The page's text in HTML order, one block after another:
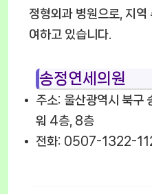
정형외과 병원으로, 지역
여하고 있습니다.
송정연세의원
주소: 울산광역시 북구
워 4층, 8층
전화: 0507-1322-